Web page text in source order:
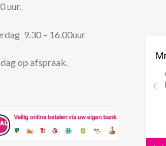
uur.
9.30 – 16.00uur
op afspraak.